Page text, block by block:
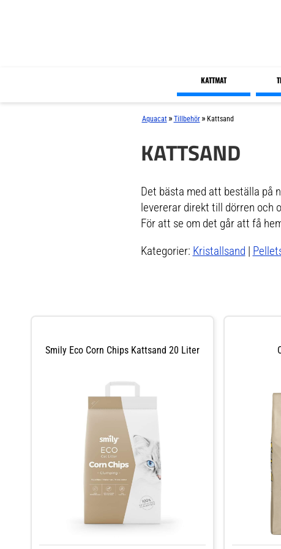
KATTMAT
Aquacat » Tillbehör » Kattsand
KATTSAND
Det bästa med att beställa på
levererar direkt till dörren och
För att se om det går att få
Kategorier: Kristallsand |
Smily Eco Corn Chips Kattsand 20 Liter